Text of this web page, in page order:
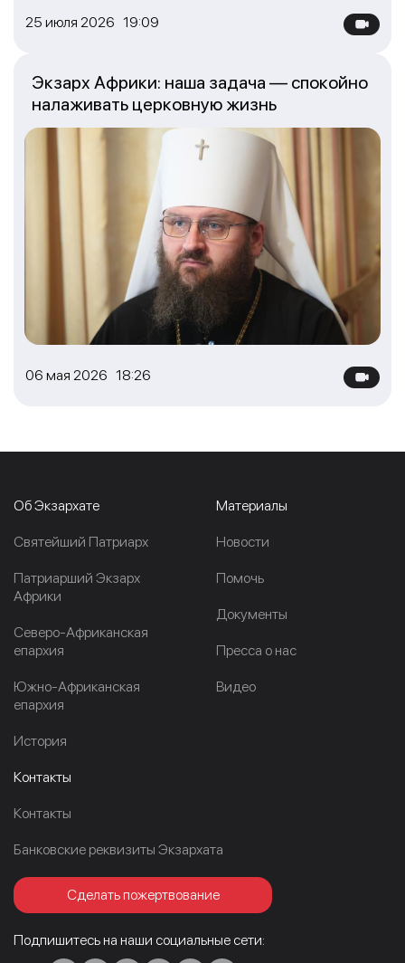
25 июля 2026 19:09
06 мая 2026 18:26
Экзарх Африки: наша задача — спокойно
налаживать церковную жизнь
Об Экзархате
Cвятейший Патриарх
Патриарший Экзарх
Африки
Северо-Африканская
епархия
Южно-Африканская
епархия
История
Материалы
Новости
Помочь
Документы
Пресса о нас
Видео
Контакты
Контакты
Банковские реквизиты Экзархата
Сделать пожертвование
Подпишитесь на наши социальные сети: